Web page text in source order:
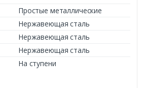
Простые металлические
Нержавеющая сталь
Нержавеющая сталь
Нержавеющая сталь
На ступени